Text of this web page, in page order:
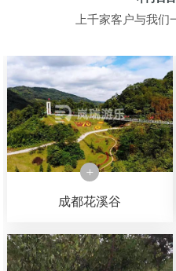
上千家客户与我
成都花溪谷